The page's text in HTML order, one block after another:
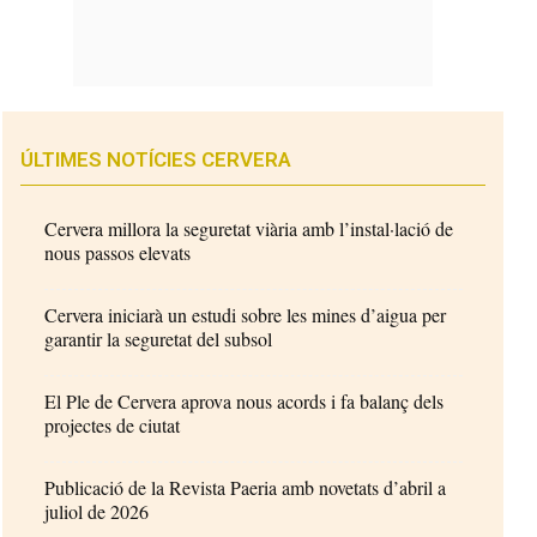
ÚLTIMES NOTÍCIES CERVERA
Cervera millora la seguretat viària amb l’instal·lació de
nous passos elevats
Cervera iniciarà un estudi sobre les mines d’aigua per
garantir la seguretat del subsol
El Ple de Cervera aprova nous acords i fa balanç dels
projectes de ciutat
Publicació de la Revista Paeria amb novetats d’abril a
juliol de 2026